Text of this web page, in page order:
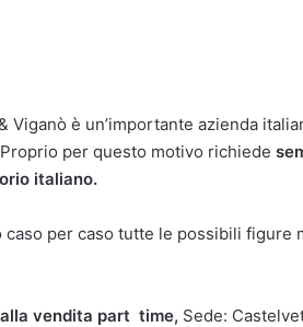
Viganò è un’importante azienda
per questo motivo richiede
italiano.
caso per caso tutte le possibili figure
vendita part time, Sede: